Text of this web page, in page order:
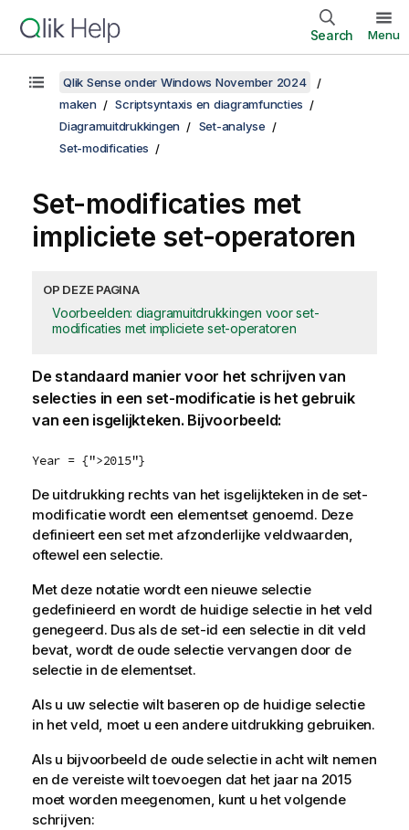
Search Menu
Qlik Sense onder Windows November 2024
maken
Scriptsyntaxis en diagramfuncties
Diagramuitdrukkingen
Set-analyse
Set-modificaties
Set-modificaties met
impliciete set-operatoren
OP DEZE PAGINA
Voorbeelden: diagramuitdrukkingen voor set-
modificaties met impliciete set-operatoren
De standaard manier voor het schrijven van
selecties in een set-modificatie is het gebruik
van een isgelijkteken. Bijvoorbeeld:
Year = {">2015"}
De uitdrukking rechts van het isgelijkteken in de set-
modificatie wordt een elementset genoemd. Deze
definieert een set met afzonderlijke veldwaarden,
oftewel een selectie.
Met deze notatie wordt een nieuwe selectie
gedefinieerd en wordt de huidige selectie in het veld
genegeerd. Dus als de set-id een selectie in dit veld
bevat, wordt de oude selectie vervangen door de
selectie in de elementset.
Als u uw selectie wilt baseren op de huidige selectie
in het veld, moet u een andere uitdrukking gebruiken.
Als u bijvoorbeeld de oude selectie in acht wilt nemen
en de vereiste wilt toevoegen dat het jaar na 2015
moet worden meegenomen, kunt u het volgende
schrijven: